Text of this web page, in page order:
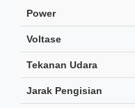
Power
Voltase
Tekanan Udara
Jarak Pengisian